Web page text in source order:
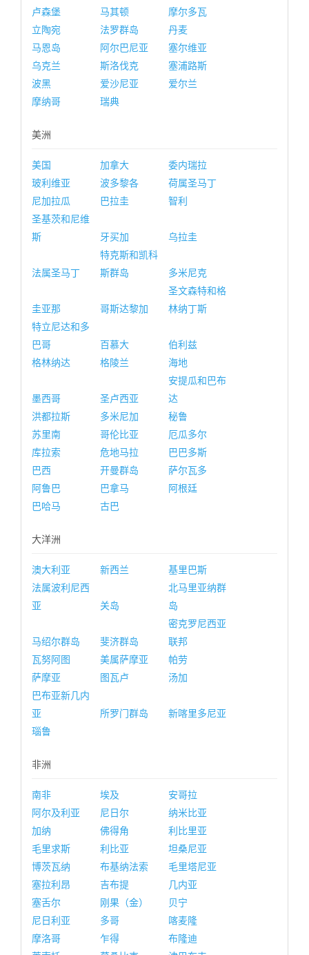
卢森堡
马其顿
摩尔多瓦
立陶宛
法罗群岛
丹麦
马恩岛
阿尔巴尼亚
塞尔维亚
乌克兰
斯洛伐克
塞浦路斯
波黑
爱沙尼亚
爱尔兰
摩纳哥
瑞典
美洲
美国 加拿大
委内瑞拉
玻利维亚
波多黎各
荷属圣马丁
尼加拉瓜
巴拉圭
智利
圣基茨和尼维
斯
牙买加 乌拉圭
法属圣马丁
特克斯和凯科
斯群岛
多米尼克
圭亚那 哥斯达黎加
圣文森特和格
林纳丁斯
特立尼达和多
巴哥
百慕大
伯利兹
格林纳达
格陵兰 海地
墨西哥 圣卢西亚
安提瓜和巴布
达
洪都拉斯
多米尼加
秘鲁
苏里南
哥伦比亚
厄瓜多尔
库拉索
危地马拉
巴巴多斯
巴西
开曼群岛
萨尔瓦多
阿鲁巴
巴拿马
阿根廷
巴哈马
古巴
大洋洲
澳大利亚 新西兰
基里巴斯
法属波利尼西
亚
关岛
北马里亚纳群
岛
马绍尔群岛 斐济群岛
密克罗尼西亚
联邦
瓦努阿图
美属萨摩亚
帕劳
萨摩亚
图瓦卢
汤加
巴布亚新几内
亚
所罗门群岛
新喀里多尼亚
瑙鲁
非洲
南非 埃及
安哥拉
阿尔及利亚
尼日尔
纳米比亚
加纳
佛得角
利比里亚
毛里求斯
利比亚
坦桑尼亚
博茨瓦纳
布基纳法索
毛里塔尼亚
塞拉利昂
吉布提
几内亚
塞舌尔
刚果（金）
贝宁
尼日利亚
多哥
喀麦隆
摩洛哥
乍得
布隆迪